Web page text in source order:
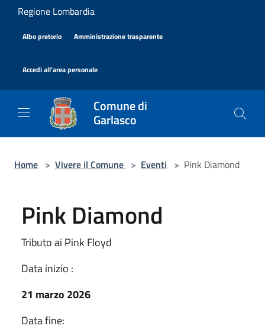
Salta al contenuto principale
Regione Lombardia
Albo pretorio Amministrazione trasparente
Accedi all'area personale
Comune di
Garlasco
Home > Vivere il Comune > Eventi > Pink Diamond
Pink Diamond
Tributo ai Pink Floyd
Data inizio :
21 marzo 2026
Data fine: